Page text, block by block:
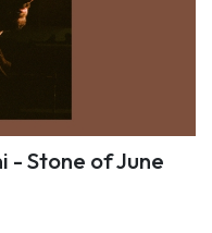
- Stone of June